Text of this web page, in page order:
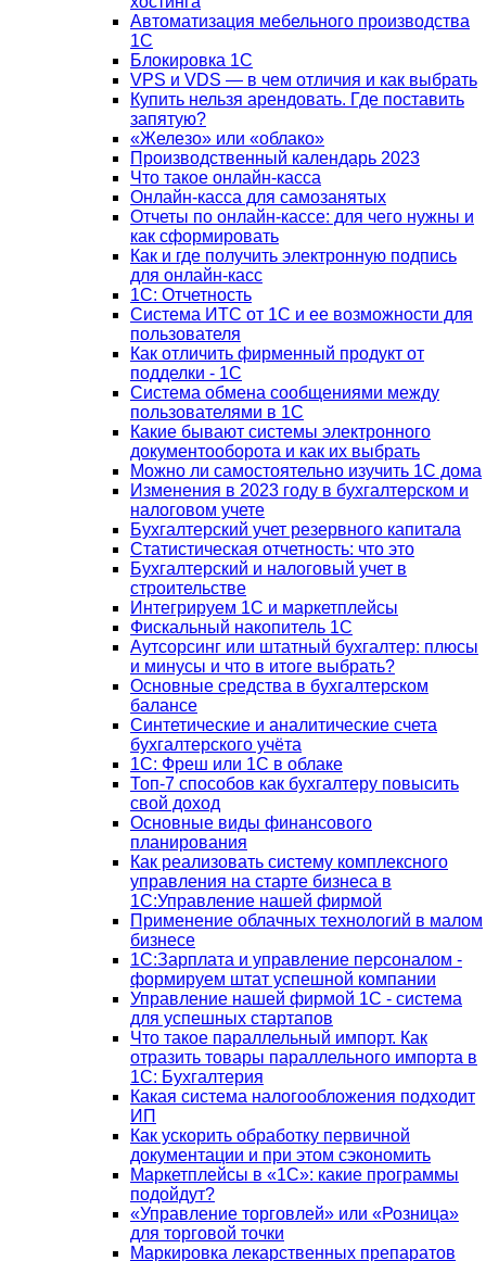
Автоматизация мебельного производства
1С
Блокировка 1С
VPS и VDS — в чем отличия и как выбрать
Купить нельзя арендовать. Где поставить
запятую?
«Железо» или «облако»
Производственный календарь 2023
Что такое онлайн-касса
Онлайн-касса для самозанятых
Отчеты по онлайн-кассе: для чего нужны и
как сформировать
Как и где получить электронную подпись
для онлайн-касс
1С: Отчетность
Система ИТС от 1С и ее возможности для
пользователя
Как отличить фирменный продукт от
подделки - 1С
Система обмена сообщениями между
пользователями в 1С
Какие бывают системы электронного
документооборота и как их выбрать
Можно ли самостоятельно изучить 1С дома
Изменения в 2023 году в бухгалтерском и
налоговом учете
Бухгалтерский учет резервного капитала
Статистическая отчетность: что это
Бухгалтерский и налоговый учет в
строительстве
Интегрируем 1С и маркетплейсы
Фискальный накопитель 1С
Аутсорсинг или штатный бухгалтер: плюсы
и минусы и что в итоге выбрать?
Основные средства в бухгалтерском
балансе
Синтетические и аналитические счета
бухгалтерского учёта
1C: Фреш или 1С в облаке
Топ-7 способов как бухгалтеру повысить
свой доход
Основные виды финансового
планирования
Как реализовать систему комплексного
управления на старте бизнеса в
1С:Управление нашей фирмой
Применение облачных технологий в малом
бизнесе
1C:Зарплата и управление персоналом -
формируем штат успешной компании
Управление нашей фирмой 1C - система
для успешных стартапов
Что такое параллельный импорт. Как
отразить товары параллельного импорта в
1С: Бухгалтерия
Какая система налогообложения подходит
ИП
Как ускорить обработку первичной
документации и при этом сэкономить
Маркетплейсы в «1С»: какие программы
подойдут?
«Управление торговлей» или «Розница»
для торговой точки
Маркировка лекарственных препаратов